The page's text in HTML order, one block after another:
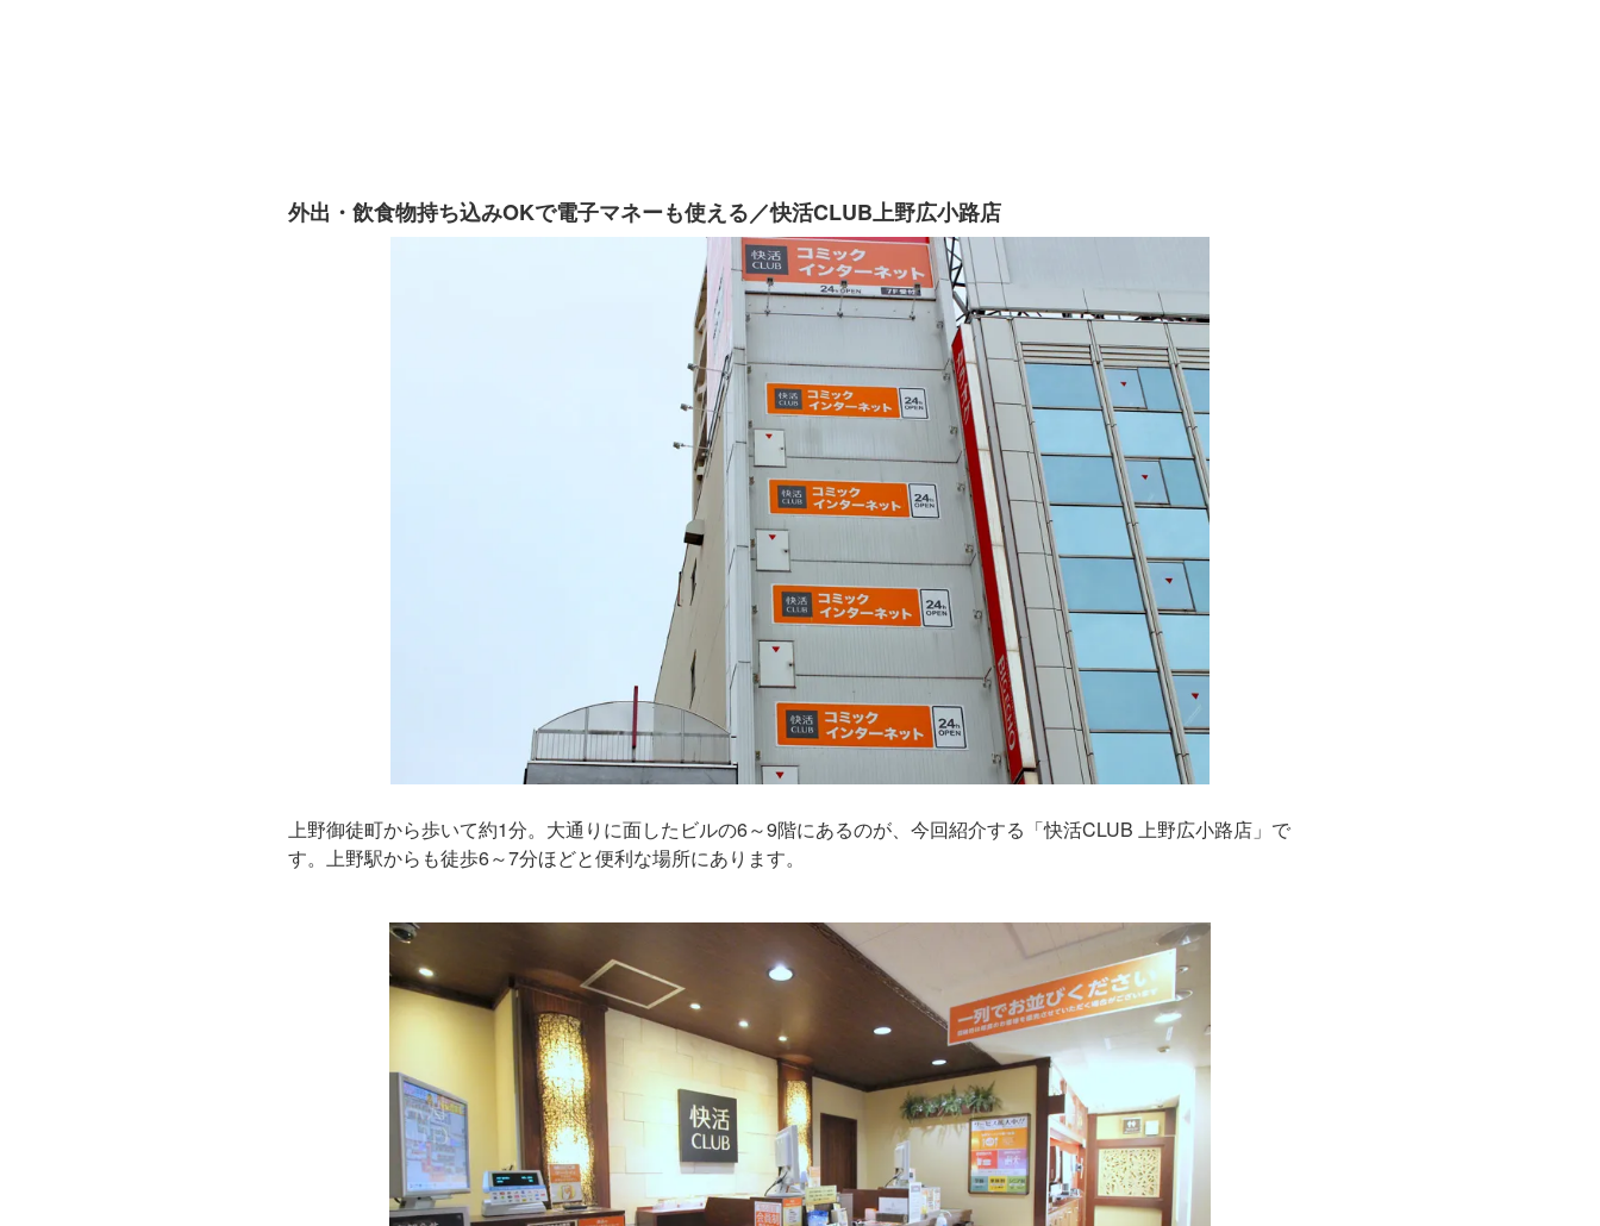
外出・飲食物持ち込みOKで電子マネーも使える／快活CLUB上野広小路店
上野御徒町から歩いて約1分。大通りに面したビルの6～9階にあるのが、今回紹介する「快活CLUB 上野広小路店」で
す。上野駅からも徒歩6～7分ほどと便利な場所にあります。